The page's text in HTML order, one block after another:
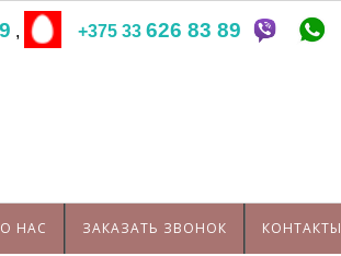
, +375 33 626 83 89
О НАС ЗАКАЗАТЬ ЗВОНОК КОНТАКТЫ